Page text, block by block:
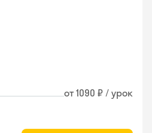
от 1090 ₽ / урок